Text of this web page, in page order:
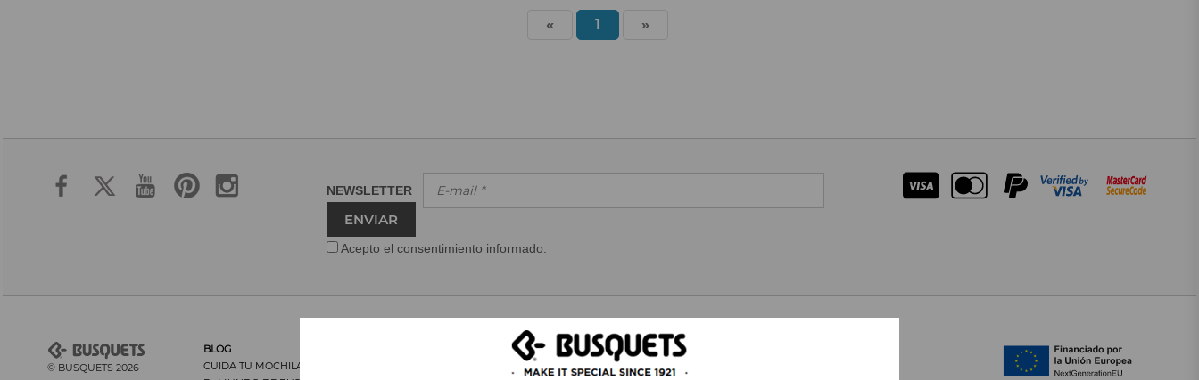
« 1 »
NEWSLETTER
ENVIAR
Acepto el consentimiento informado.
© BUSQUETS 2026
BLOG
CUIDA TU MOCHILA Y SU ESPALDA
PEDIDOS
ÁREA PROFESIONAL